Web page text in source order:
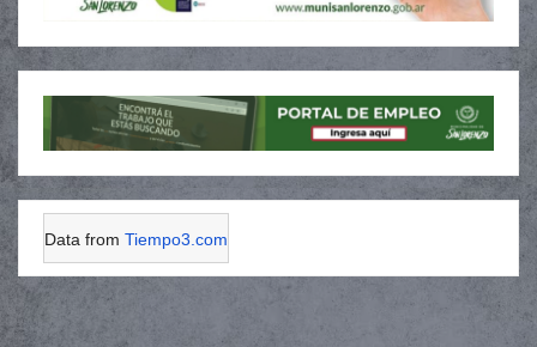
Data from Tiempo3.com